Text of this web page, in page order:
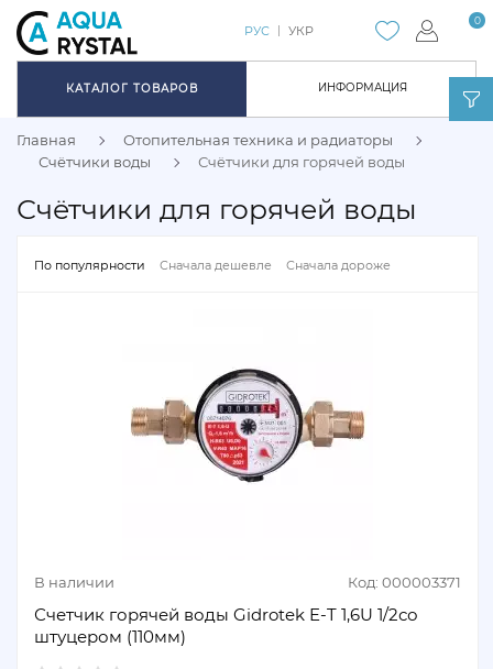
ИНФОРМАЦИЯ
0
РУС УКР
КАТАЛОГ ТОВАРОВ
Главная
Отопительная техника и радиаторы
Счётчики воды
Счётчики для горячей воды
Счётчики для горячей воды
По популярности Сначала дешевле Сначала дороже
В наличии Код: 000003371
Счетчик горячей воды Gidrotek E-T 1,6U 1/2со
штуцером (110мм)